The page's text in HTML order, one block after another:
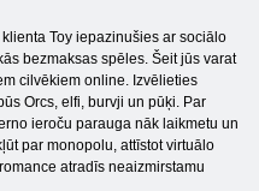
Toy iepazinušies ar sociālo
bezmaksas spēles. Šeit jūs varat
cilvēkiem online. Izvēlieties
Orcs, elfi, burvji un pūķi. Par
ieroču parauga nāk laikmetu un
par monopolu, attīstot virtuālo
atradīs neaizmirstamu